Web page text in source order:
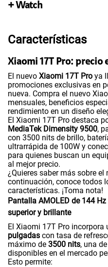
+ Watch
Características
Xiaomi 17T Pro: precio
El nuevo Xiaomi 17T Pro ya
promociones exclusivas en
nueva. Compra el nuevo
mensuales, beneficios
rendimiento en un diseño
El Xiaomi 17T Pro destaca
MediaTek Dimensity 9500,
con 3500 nits de brillo,
ultrarrápida de 100W y
para quienes buscan un
al mejor precio.
¿Quieres saber más sobre
continuación, conoce todos
características. ¡Toma nota!
Pantalla AMOLED de 144
superior y brillante
El Xiaomi 17T Pro incorpora
pulgadas con tasa de
máximo de 3500 nits, una
disponibles en el mercado
Esto permite: